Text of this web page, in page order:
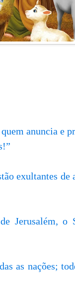
anuncia e
exultantes de
Jerusalém, o
as nações;